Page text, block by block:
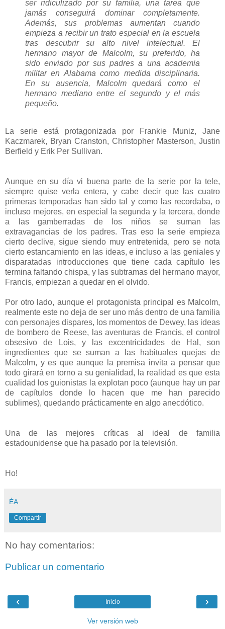
ser ridiculizado por su familia, una tarea que
jamás conseguirá dominar completamente.
Además, sus problemas aumentan cuando
empieza a recibir un trato especial en la escuela
tras descubrir su alto nivel intelectual. El
hermano mayor de Malcolm, su preferido, ha
sido enviado por sus padres a una academia
militar en Alabama como medida disciplinaria.
En su ausencia, Malcolm quedará como el
hermano mediano entre el segundo y el más
pequeño.
La serie está protagonizada por Frankie Muniz, Jane
Kaczmarek, Bryan Cranston, Christopher Masterson, Justin
Berfield y Erik Per Sullivan.
Aunque en su día vi buena parte de la serie por la tele,
siempre quise verla entera, y cabe decir que las cuatro
primeras temporadas han sido tal y como las recordaba, o
incluso mejores, en especial la segunda y la tercera, donde
a las gamberradas de los niños se suman las
extravagancias de los padres. Tras eso la serie empieza
cierto declive, sigue siendo muy entretenida, pero se nota
cierto estancamiento en las ideas, e incluso a las geniales y
disparatadas introducciones que tiene cada capítulo les
termina faltando chispa, y las subtramas del hermano mayor,
Francis, empiezan a quedar en el olvido.
Por otro lado, aunque el protagonista principal es Malcolm,
realmente este no deja de ser uno más dentro de una familia
con personajes dispares, los momentos de Dewey, las ideas
de bombero de Reese, las aventuras de Francis, el control
obsesivo de Lois, y las excentricidades de Hal, son
ingredientes que se suman a las habituales quejas de
Malcolm, y es que aunque la premisa invita a pensar que
todo girará en torno a su genialidad, la realidad es que esta
cualidad los guionistas la explotan poco (aunque hay un par
de capítulos donde lo hacen que me han parecido
sublimes), quedando prácticamente en algo anecdótico.
Una de las mejores críticas al ideal de familia
estadounidense que ha pasado por la televisión.
Ho!
ÉA
Compartir
No hay comentarios:
Publicar un comentario
‹ ›
Inicio
Ver versión web